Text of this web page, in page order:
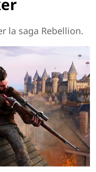
la saga Rebellion.